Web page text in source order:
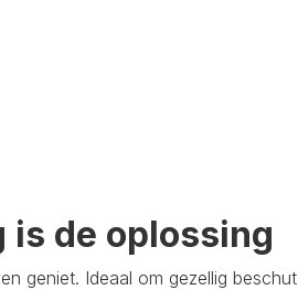
is de oplossing
geniet. Ideaal om gezellig beschut